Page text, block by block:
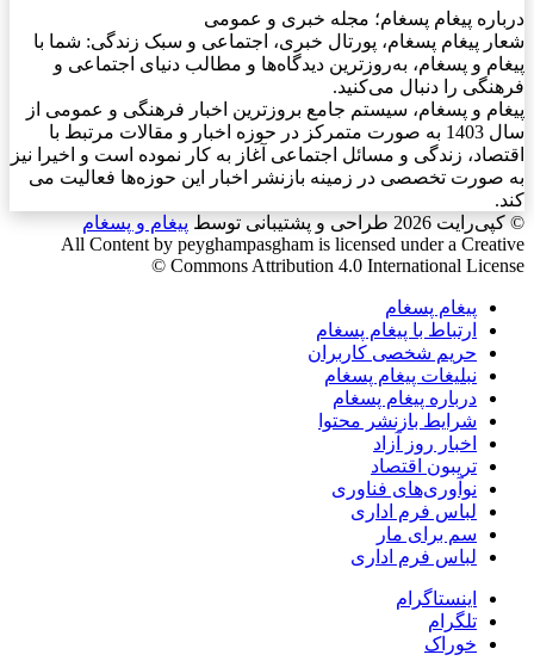
درباره پیغام پسغام؛ مجله خبری و عمومی
شعار پیغام پسغام، پورتال خبری، اجتماعی و سبک زندگی: شما با
پیغام و پسغام، به‌روزترین دیدگاه‌ها و مطالب دنیای اجتماعی و
فرهنگی را دنبال می‌کنید.
پیغام و پسغام، سیستم جامع بروزترین اخبار فرهنگی و عمومی از
سال 1403 به صورت متمرکز در حوزه اخبار و مقالات مرتبط با
اقتصاد، زندگی و مسائل اجتماعی آغاز به کار نموده است و اخیرا نیز
به صورت تخصصی در زمینه بازنشر اخبار این حوزه‌ها فعالیت می
کند.
© کپی‌رایت 2026
طراحی و پشتیبانی توسط پیغام و پسغام
All Content by peyghampasgham is licensed under a Creative
Commons Attribution 4.0 International License ©️
پیغام پسغام
ارتباط با پیغام پسغام
حریم شخصی کاربران
نبلیغات پیغام پسغام
درباره پیغام پسغام
شرایط بازنشر محتوا
اخبار روز آزاد
تریبون اقتصاد
نوآوری‌های فناوری
لباس فرم اداری
سم برای مار
لباس فرم اداری
اینستاگرام
تلگرام
خوراک